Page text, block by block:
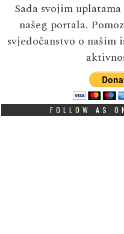
Sada svojim
našeg portala.
svjedočanstvo o
FOLLOW AS